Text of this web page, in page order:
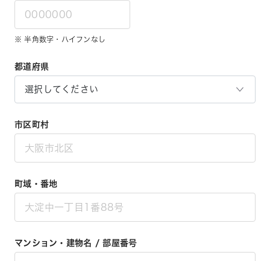
※ 半角数字・ハイフンなし
都道府県
市区町村
町域・番地
マンション・建物名 / 部屋番号